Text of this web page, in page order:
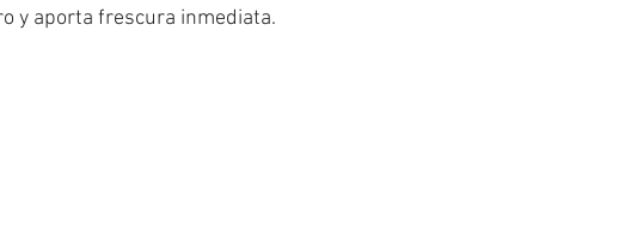
y aporta frescura inmediata.